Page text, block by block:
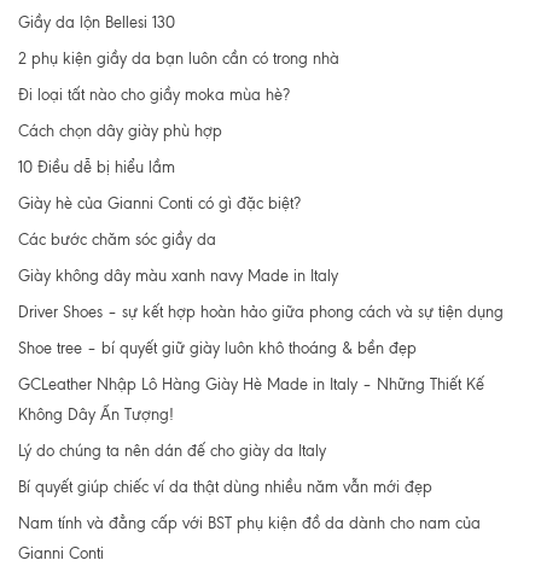
Giầy da lộn Bellesi 130
2 phụ kiện giầy da bạn luôn cần có trong nhà
Đi loại tất nào cho giầy moka mùa hè?
Cách chọn dây giày phù hợp
10 Điều dễ bị hiểu lầm
Giày hè của Gianni Conti có gì đặc biệt?
Các bước chăm sóc giầy da
Giày không dây màu xanh navy Made in Italy
Driver Shoes – sự kết hợp hoàn hảo giữa phong cách và sự tiện dụng
Shoe tree – bí quyết giữ giày luôn khô thoáng & bền đẹp
GCLeather Nhập Lô Hàng Giày Hè Made in Italy – Những Thiết Kế
Không Dây Ấn Tượng!
Lý do chúng ta nên dán đế cho giày da Italy
Bí quyết giúp chiếc ví da thật dùng nhiều năm vẫn mới đẹp
Nam tính và đẳng cấp với BST phụ kiện đồ da dành cho nam của
Gianni Conti